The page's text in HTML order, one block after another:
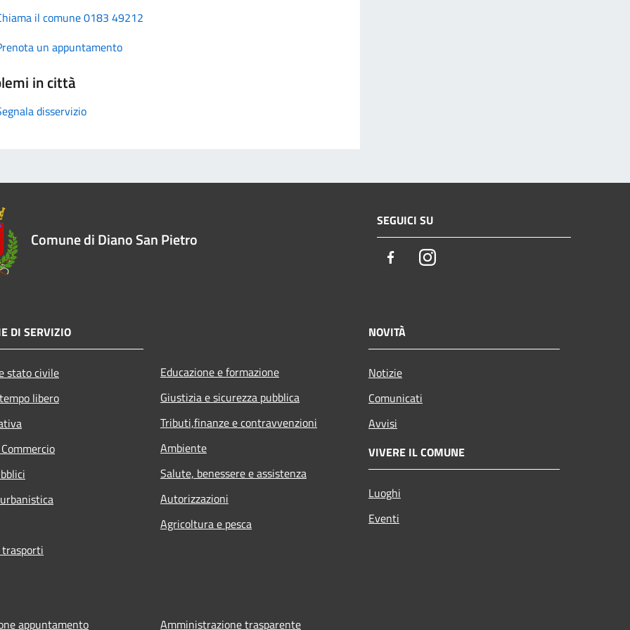
il comune 0183 49212
un appuntamento
in città
disservizio
Comune di Diano San Pietro
SEGUICI SU
FacebookInstagram
DI SERVIZIO
stato civile
libero
Educazione e formazione
Giustizia e sicurezza pubblica
Tributi,finanze e contravvenzioni
Ambiente
Salute, benessere e assistenza
Autorizzazioni
Agricoltura e pesca
NOVITÀ
Notizie
Comunicati
Avvisi
VIVERE IL COMUNE
Luoghi
Eventi
appuntamento Amministrazione trasparente